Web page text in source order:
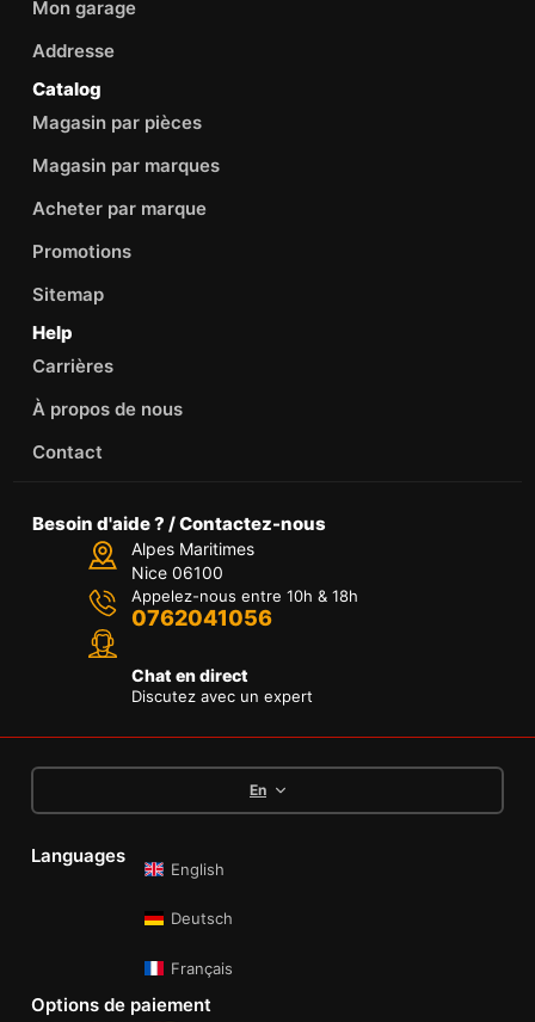
Mon garage
Addresse
Catalog
Magasin par pièces
Magasin par marques
Acheter par marque
Promotions
Sitemap
Help
Carrières
À propos de nous
Contact
Besoin d'aide ? / Contactez-nous
Alpes Maritimes
Nice 06100
Appelez-nous entre 10h & 18h
0762041056
Chat en direct
Discutez avec un expert
En
Languages
English
Deutsch
Français
Options de paiement